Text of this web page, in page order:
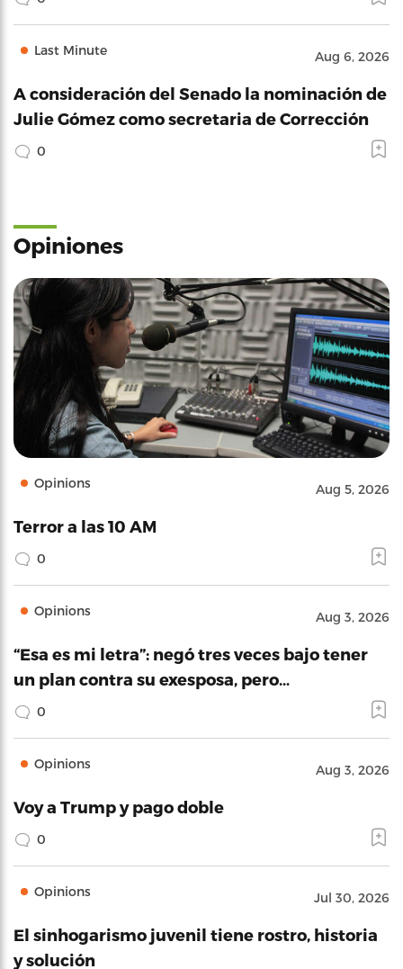
Last Minute Aug 6, 2026
A consideración del Senado la nominación de
Julie Gómez como secretaria de Corrección
0
Opiniones
Opinions Aug 5, 2026
Terror a las 10 AM
0
Opinions Aug 3, 2026
“Esa es mi letra”: negó tres veces bajo tener
un plan contra su exesposa, pero…
0
Opinions Aug 3, 2026
Voy a Trump y pago doble
0
Opinions Jul 30, 2026
El sinhogarismo juvenil tiene rostro, historia
y solución